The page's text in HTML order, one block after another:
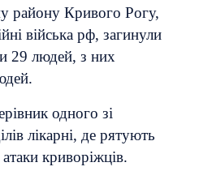
району Кривого Рогу,
війська рф, загинули
29 людей, з них
одного зі
лікарні, де рятують
криворіжців.